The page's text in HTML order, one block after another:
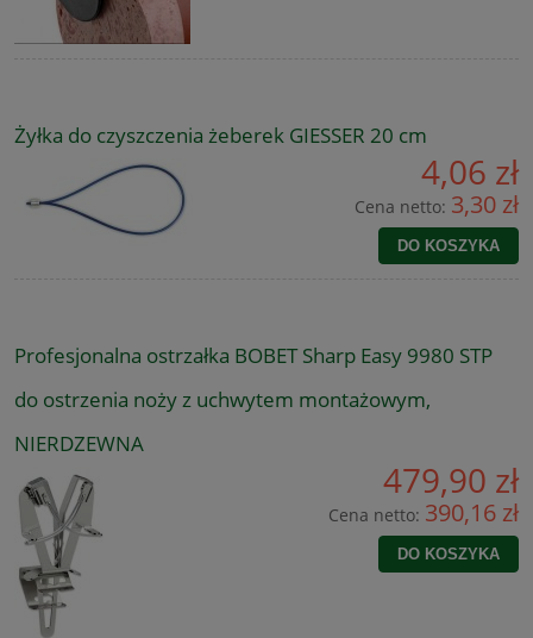
Żyłka do czyszczenia żeberek GIESSER 20 cm
4,06 zł
Cena netto: 3,30 zł
DO KOSZYKA
Profesjonalna ostrzałka BOBET Sharp Easy 9980 STP
do ostrzenia noży z uchwytem montażowym,
NIERDZEWNA
479,90 zł
Cena netto: 390,16 zł
DO KOSZYKA